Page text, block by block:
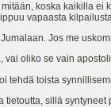
koska kaikilla
vapaasta
Jos me
vai oliko se vain
tehdä toista
tietoutta, sillä syntyneet